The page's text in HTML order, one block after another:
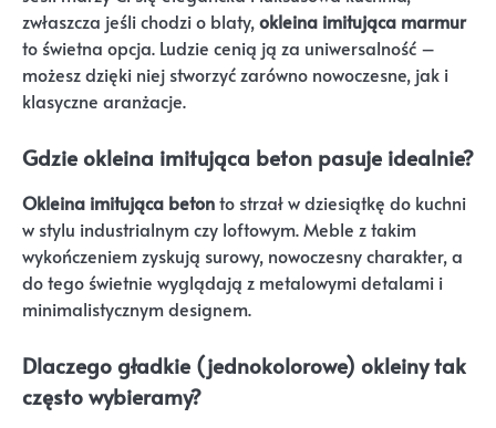
zwłaszcza jeśli chodzi o blaty,okleina imitująca marmur
to świetna opcja. Ludzie cenią ją za uniwersalność –
możesz dzięki niej stworzyć zarówno nowoczesne, jak i
klasyczne aranżacje.
Gdzie okleina imitująca beton pasuje idealnie?
Okleina imitująca betonto strzał w dziesiątkę do kuchni
w stylu industrialnym czy loftowym. Meble z takim
wykończeniem zyskują surowy, nowoczesny charakter, a
do tego świetnie wyglądają z metalowymi detalami i
minimalistycznym designem.
Dlaczego gładkie (jednokolorowe) okleiny tak
często wybieramy?